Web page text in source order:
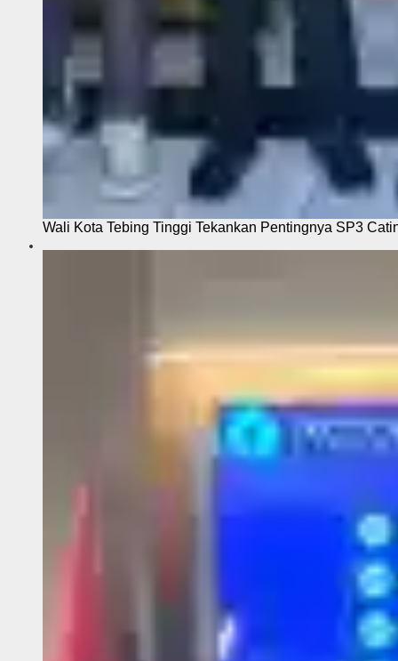
Wali Kota Tebing Tinggi Tekankan Pentingnya SP3